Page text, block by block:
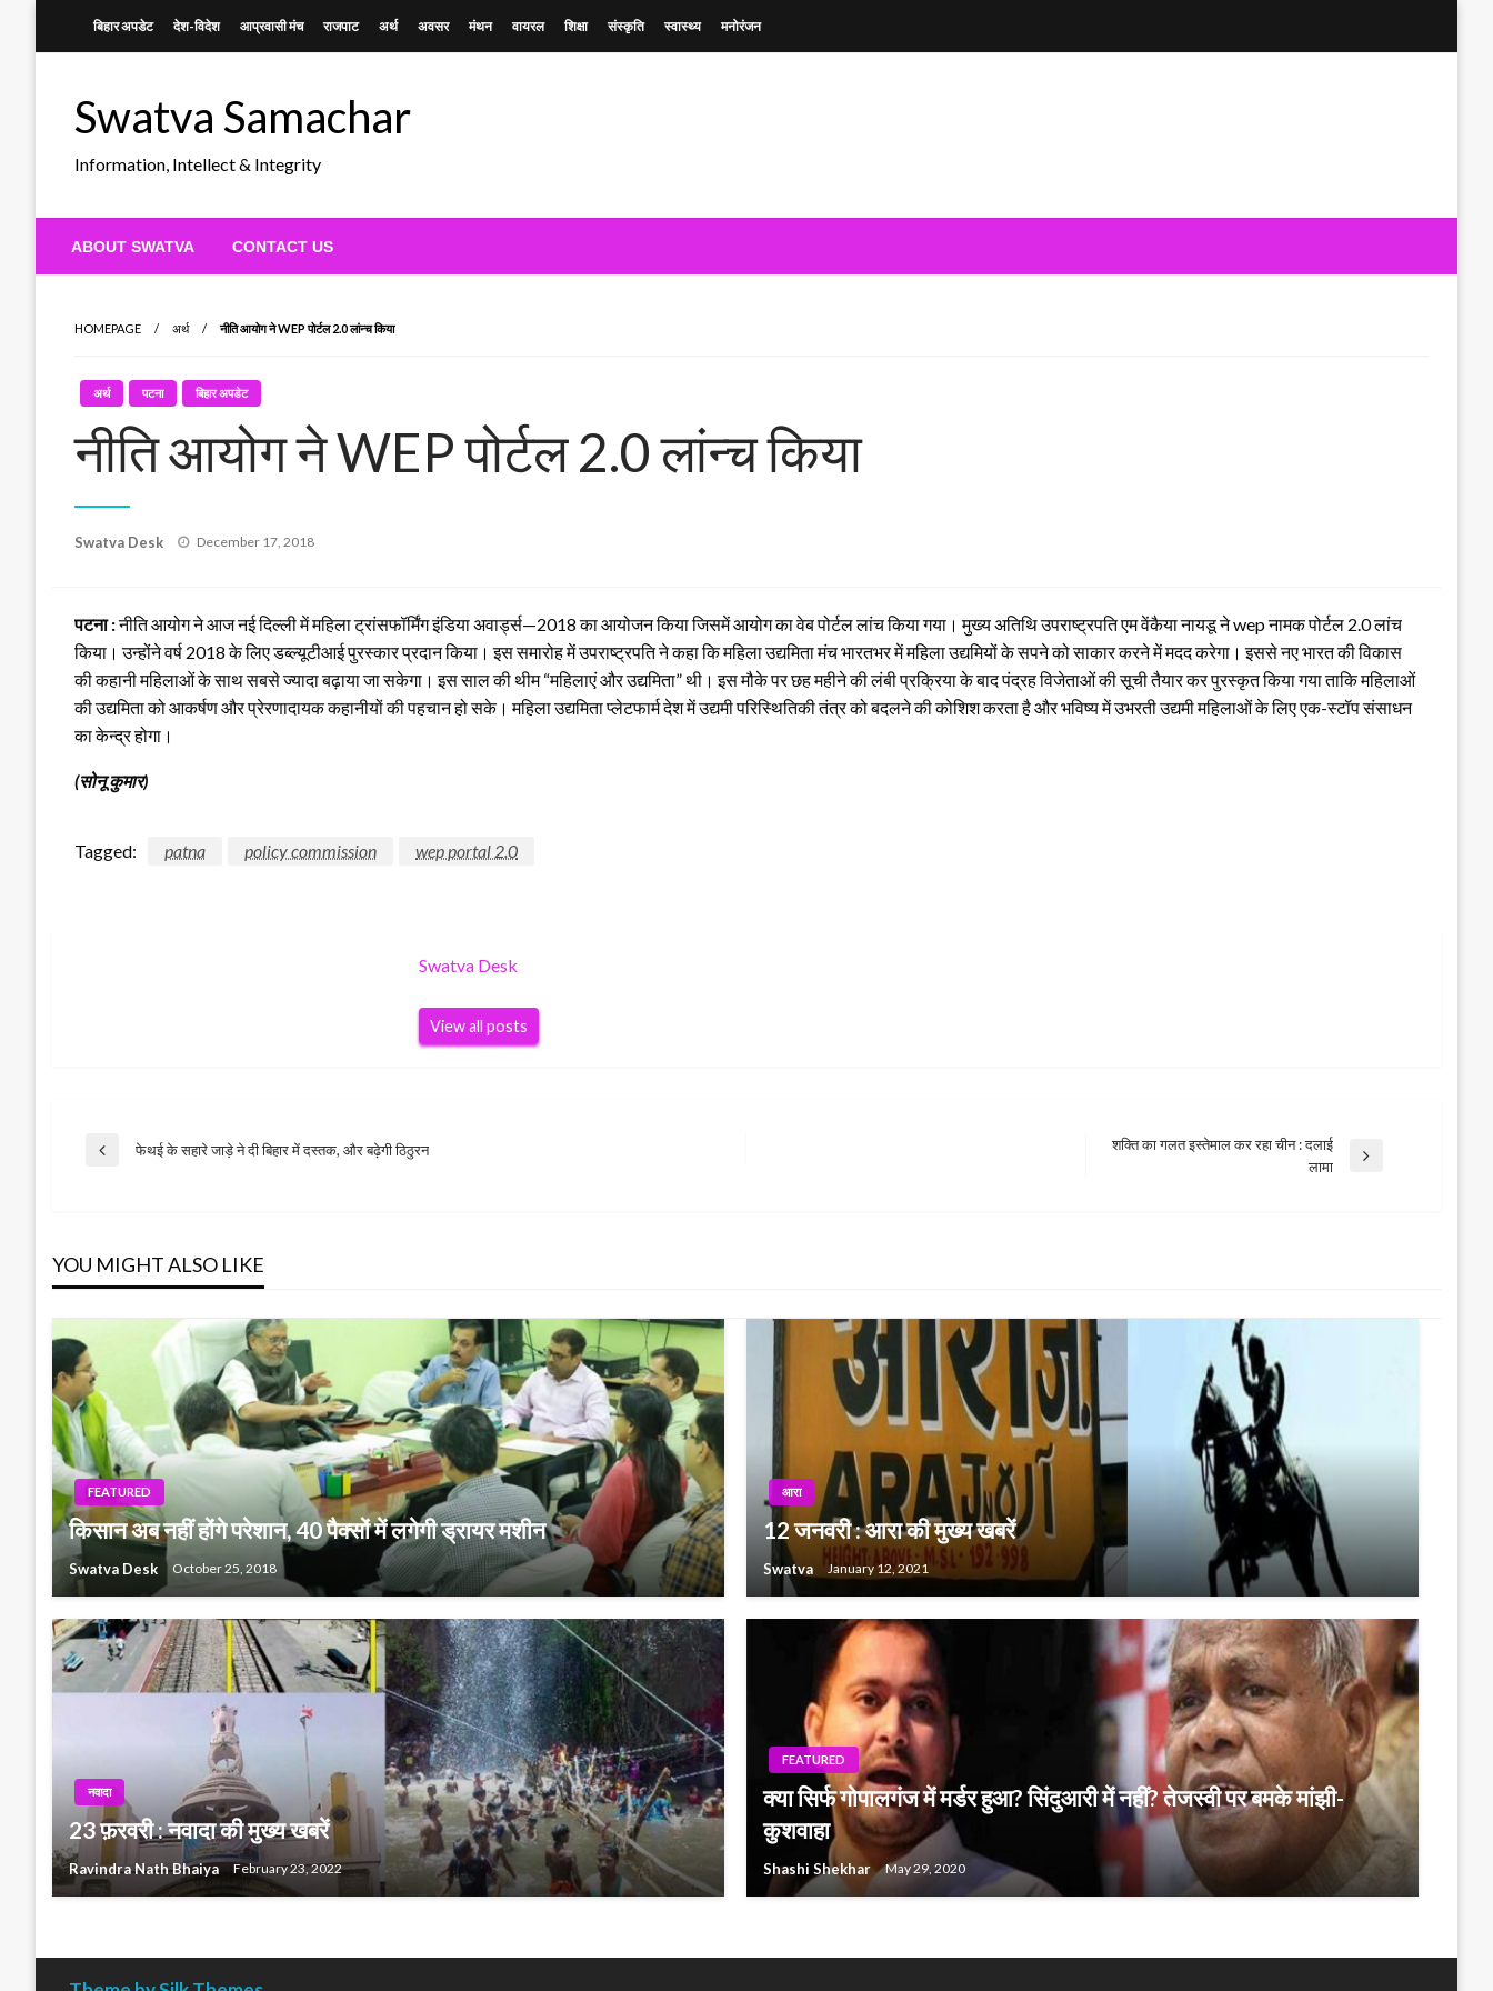
बिहार अपडेट देश-विदेश आप्रवासी मंच राजपाट अर्थ अवसर मंथन वायरल शिक्षा संस्कृति स्वास्थ्य मनोरंजन
Swatva Samachar
Information, Intellect & Integrity
ABOUT SWATVA CONTACT US
HOMEPAGE अर्थ नीति आयोग ने WEP पोर्टल 2.0 लांन्च किया
अर्थ पटना बिहार अपडेट
नीति आयोग ने WEP पोर्टल 2.0 लांन्च किया
Swatva Desk
Posted
December 17, 2018
पटना :नीति आयोग ने आज नई दिल्ली में महिला ट्रांसफॉर्मिंग इंडिया अवार्ड्स—2018 का आयोजन किया जिसमें आयोग का वेब पोर्टल लांच किया गया। मुख्य अतिथि उपराष्ट्रपति एम वेंकैया नायडू ने wep नामक पोर्टल 2.0 लांच
किया। उन्होंने वर्ष 2018 के लिए डब्ल्यूटीआई पुरस्कार प्रदान किया। इस समारोह में उपराष्ट्रपति ने कहा कि महिला उद्यमिता मंच भारतभर में महिला उद्यमियों के सपने को साकार करने में मदद करेगा। इससे नए भारत की विकास
की कहानी महिलाओं के साथ सबसे ज्यादा बढ़ाया जा सकेगा। इस साल की थीम “महिलाएं और उद्यमिता” थी। इस मौके पर छह महीने की लंबी प्रक्रिया के बाद पंद्रह विजेताओं की सूची तैयार कर पुरस्कृत किया गया ताकि महिलाओं
की उद्यमिता को आकर्षण और प्रेरणादायक कहानीयों की पहचान हो सके। महिला उद्यमिता प्लेटफार्म देश में उद्यमी परिस्थितिकी तंत्र को बदलने की कोशिश करता है और भविष्य में उभरती उद्यमी महिलाओं के लिए एक-स्टॉप संसाधन
का केन्द्र होगा।
(सोनू कुमार)
Tagged: patna policy commission wep portal 2.0
Swatva Desk
View all posts
Post
Previous
फेथई के सहारे जाड़े ने दी बिहार में दस्तक, और बढ़ेगी ठिठुरन
शक्ति का गलत इस्तेमाल कर रहा चीन : दलाई
लामा
YOU MIGHT ALSO LIKE
FEATURED
किसान अब नहीं होंगे परेशान, 40 पैक्सों में लगेगी ड्रायर मशीन
Swatva Desk October 25, 2018
आरा
12 जनवरी : आरा की मुख्य खबरें
Swatva January 12, 2021
नवादा
23 फ़रवरी : नवादा की मुख्य खबरें
Ravindra Nath Bhaiya February 23, 2022
FEATURED
क्या सिर्फ गोपालगंज में मर्डर हुआ? सिंदुआरी में नहीं? तेजस्वी पर बमके मांझी-
कुशवाहा
Shashi Shekhar May 29, 2020